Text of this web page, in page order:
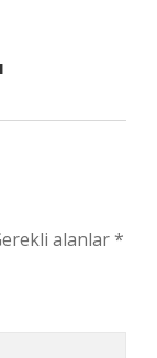
alanlar*